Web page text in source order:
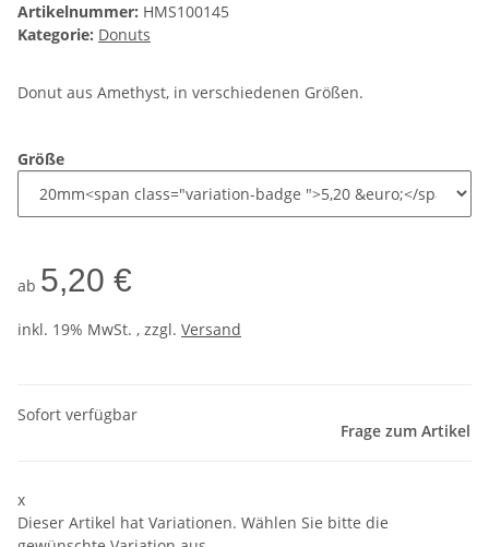
Artikelnummer: HMS100145
Kategorie: Donuts
Donut aus Amethyst, in verschiedenen Größen.
Größe
ab 5,20 €
inkl. 19% MwSt. , zzgl. Versand
Sofort verfügbar
Frage zum Artikel
x
Dieser Artikel hat Variationen. Wählen Sie bitte die